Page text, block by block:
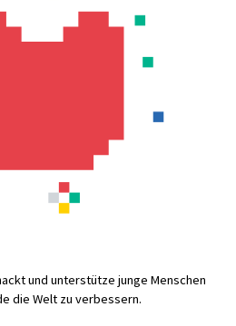
und unterstütze junge Menschen
die Welt zu verbessern.